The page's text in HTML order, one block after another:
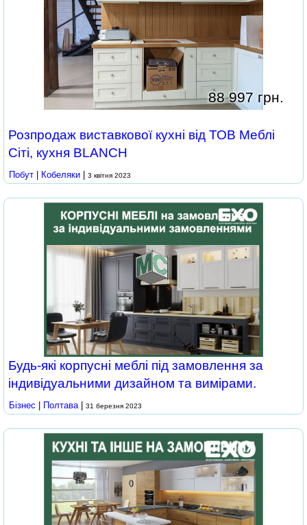
88 997 грн.
Розпродаж виставкової кухні від ТОВ Меблі
Сіті, кухня BLANCH
Побут | Кобеляки | 3 квітня 2023
Будь-які корпусні меблі під замовлення за
індивідуальними дизайном та вимірами.
Бізнес | Полтава | 31 березня 2023